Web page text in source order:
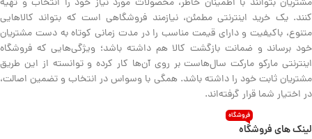
مشتریان بتوانند با اطمینان خاطر، محصولات مورد نیاز خود را انتخاب و تهیه
کنند. یک خرید اینترنتی مطمئن، نیازمند فروشگاهی است که بتواند کالاهایی
متنوع، باکیفیت و دارای قیمت مناسب را در مدت زمانی کوتاه به دست مشتریان
خود برساند و ضمانت بازگشت کالا هم داشته باشد؛ ویژگی‌هایی که فروشگاه
اینترنتی مارکو مارکت سال‌هاست بر روی آن‌ها کار کرده و توانسته از این طریق
مشتریان ثابت خود را داشته باشد. همگی با وسواس در انتخاب و تضمین اصالت،
در اختیار شما قرار گرفته‌اند.
لینک های فروشگاه
فروشگاه